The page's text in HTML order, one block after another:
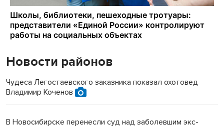
Новости районов
Чудеса Легостаевского заказника показал охотовед
Владимир Коченов
В Новосибирске перенесли суд над заболевшим экс-